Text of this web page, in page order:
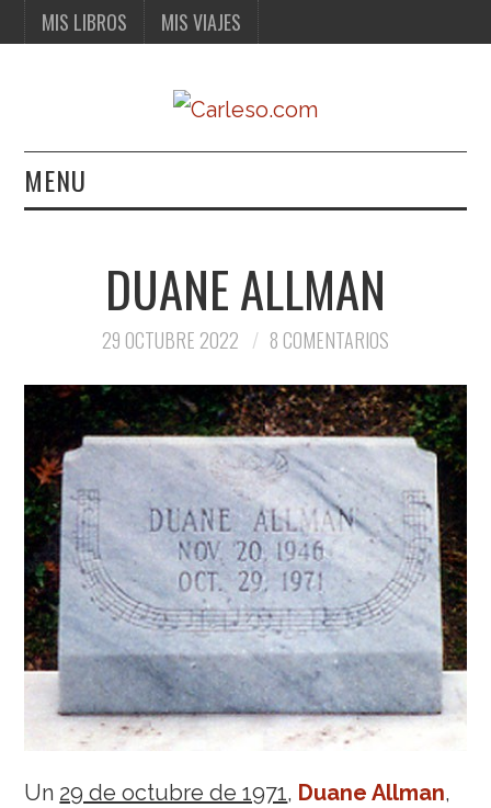
MIS LIBROS MIS VIAJES
MENU
MIS VIAJES
DUANE ALLMAN
29 OCTUBRE 2022 8 COMENTARIOS
Un 29 de octubre de 1971, Duane Allman,